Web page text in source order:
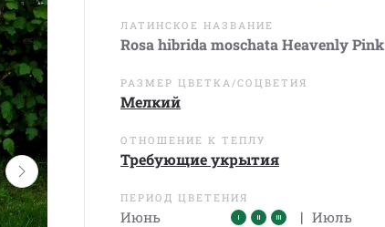
ЛАТИНСКОЕ НАЗВАНИЕ
Rosa hibrida moschata Heavenly Pink
РАЗМЕР ЦВЕТКА/СОЦВЕТИЯ
Мелкий
ОТНОШЕНИЕ К ТЕПЛУ
Требующие укрытия
ПЕРИОД ЦВЕТЕНИЯ
Июнь | Июль